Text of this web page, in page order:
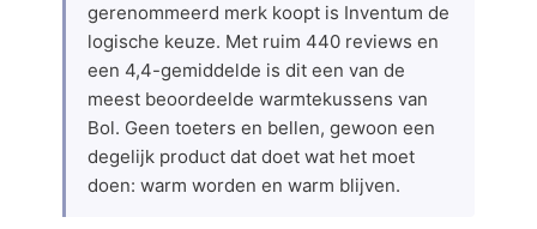
gerenommeerd merk koopt is Inventum de
logische keuze. Met ruim 440 reviews en
een 4,4-gemiddelde is dit een van de
meest beoordeelde warmtekussens van
Bol. Geen toeters en bellen, gewoon een
degelijk product dat doet wat het moet
doen: warm worden en warm blijven.